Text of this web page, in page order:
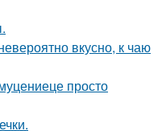
вкусно, к чаю
просто